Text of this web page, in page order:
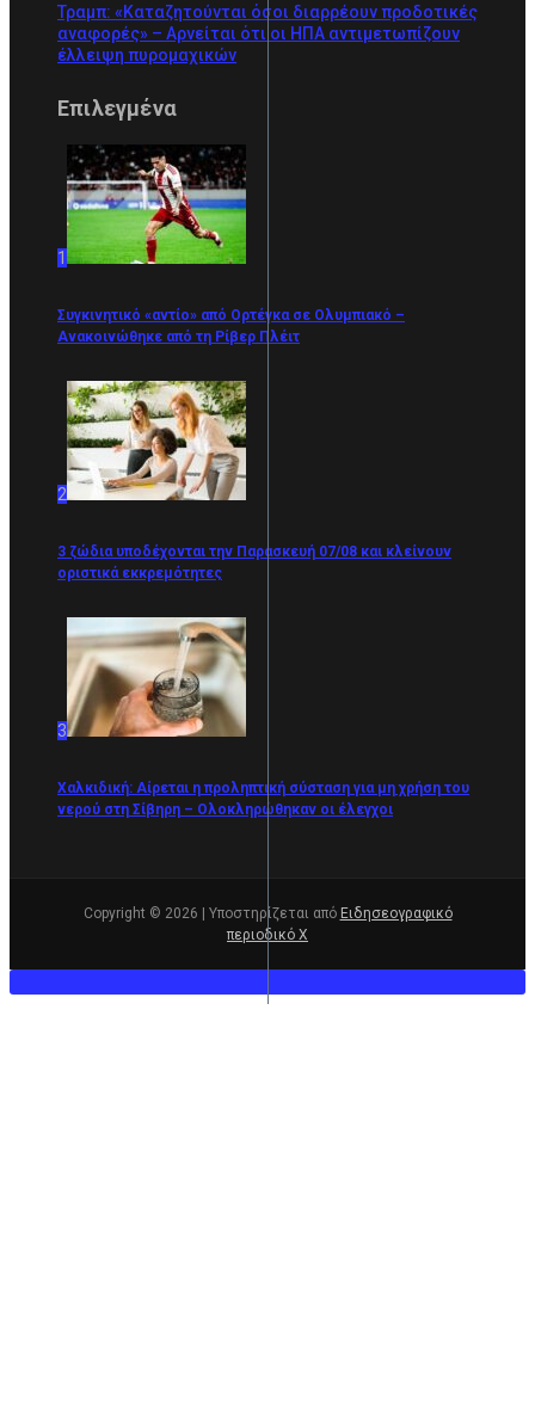
Τραμπ: «Καταζητούνται όσοι διαρρέουν προδοτικές
αναφορές» – Αρνείται ότι οι ΗΠΑ αντιμετωπίζουν
έλλειψη πυρομαχικών
Επιλεγμένα
1
Συγκινητικό «αντίο» από Ορτέγκα σε Ολυμπιακό –
Ανακοινώθηκε από τη Ρίβερ Πλέιτ
2
3 ζώδια υποδέχονται την Παρασκευή 07/08 και κλείνουν
οριστικά εκκρεμότητες
3
Χαλκιδική: Αίρεται η προληπτική σύσταση για μη χρήση του
νερού στη Σίβηρη – Ολοκληρώθηκαν οι έλεγχοι
Copyright © 2026 | Υποστηρίζεται από Ειδησεογραφικό
περιοδικό Χ